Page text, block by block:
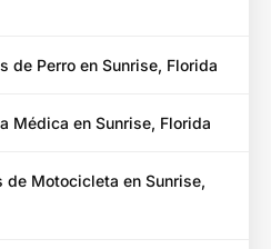
de Perro en Sunrise, Florida
Médica en Sunrise, Florida
Motocicleta en Sunrise,